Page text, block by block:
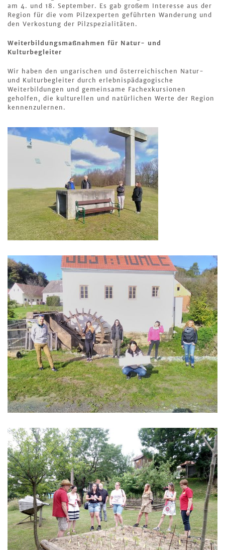
am 4. und 18. September. Es gab großem Interesse aus der
Region für die vom Pilzexperten geführten Wanderung und
den Verkostung der Pilzspezialitäten.
Weiterbildungsmaßnahmen für Natur- und
Kulturbegleiter
Wir haben den ungarischen und österreichischen Natur-
und Kulturbegleiter durch erlebnispädagogische
Weiterbildungen und gemeinsame Fachexkursionen
geholfen, die kulturellen und natürlichen Werte der Region
kennenzulernen.